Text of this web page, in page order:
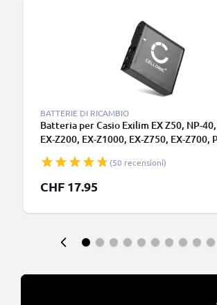
BATTERIE DI RICAMBIO
Batteria per Casio Exilim EX Z50, NP-
EX-Z200, EX-Z1000, EX-Z750, EX-Z700,
di lunga durata per macchine
videocamere
(50 recensioni)
CHF 17.95